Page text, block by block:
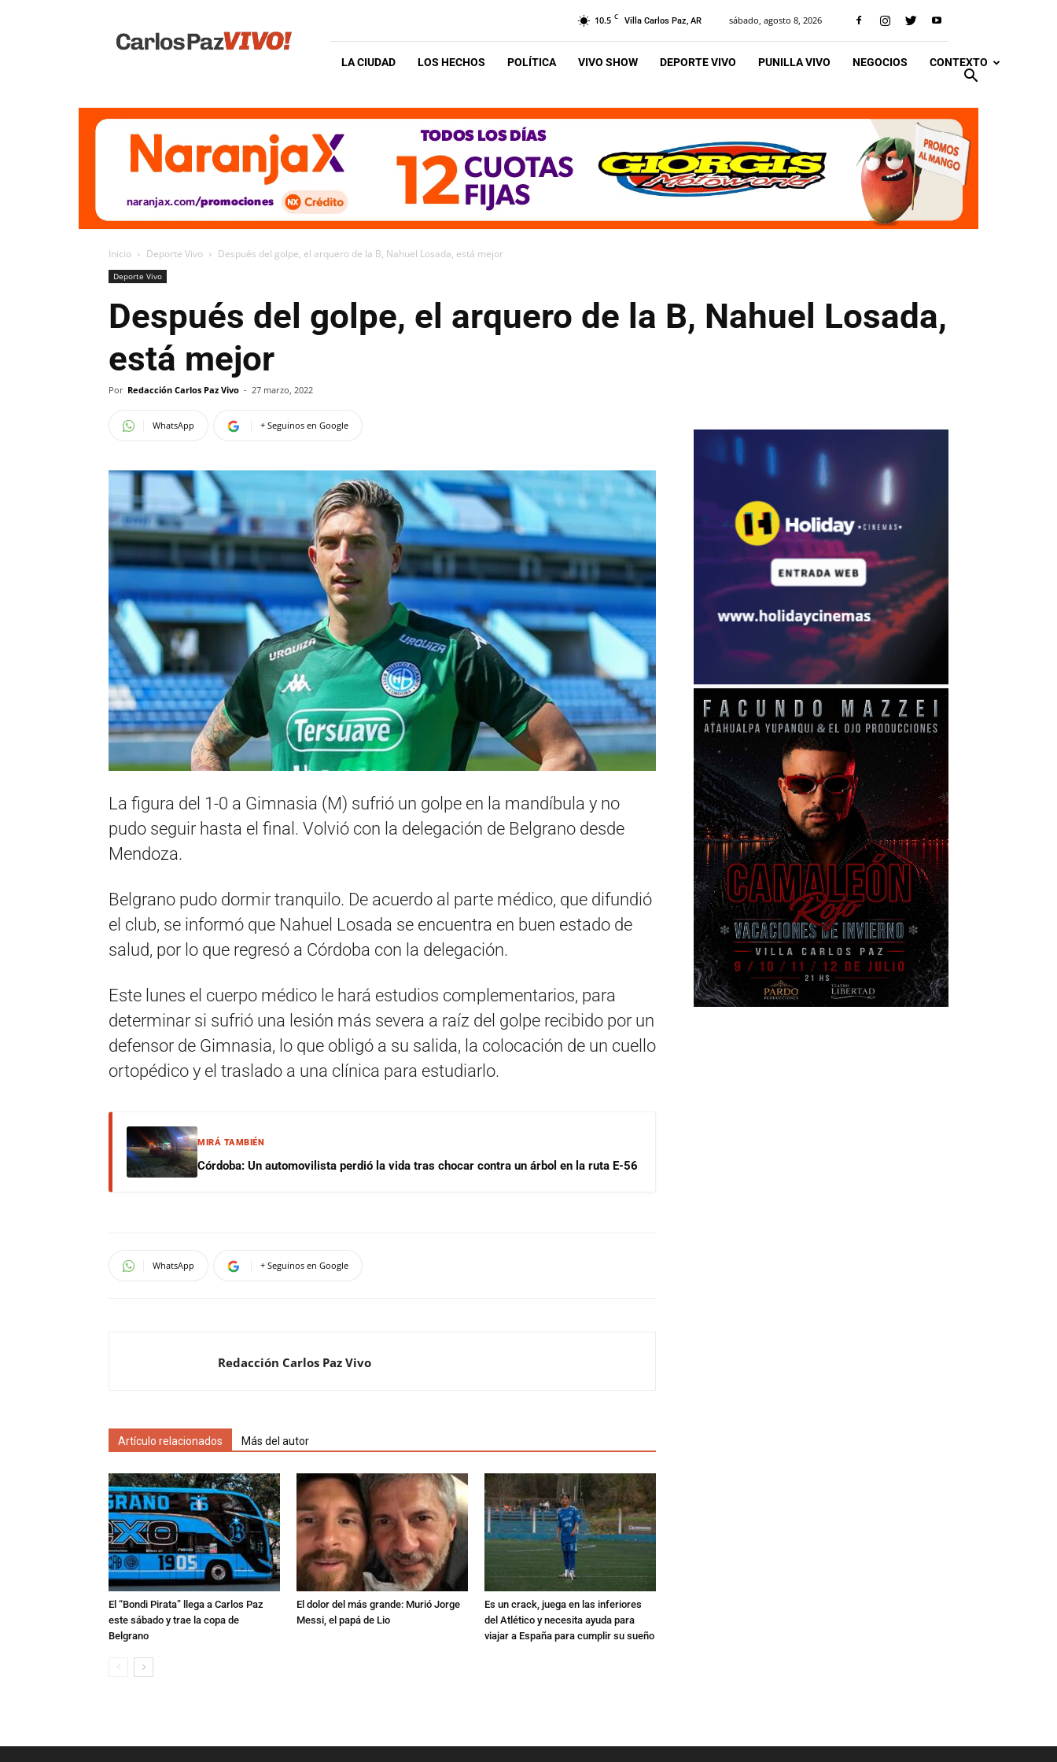
Vivo
10.5 C Villa Carlos Paz, AR sábado, agosto 8, 2026
LA CIUDAD LOS HECHOS POLÍTICA VIVO SHOW DEPORTE VIVO PUNILLA VIVO NEGOCIOS CONTEXTO
Inicio Deporte Vivo Después del golpe, el arquero de la B, Nahuel Losada, está mejor
Deporte Vivo
Después del golpe, el arquero de la B, Nahuel Losada,
está mejor
Por Redacción Carlos Paz Vivo - 27 marzo, 2022
WhatsApp + Seguinos en Google
La figura del 1-0 a Gimnasia (M) sufrió un golpe en la mandíbula y no
pudo seguir hasta el final. Volvió con la delegación de Belgrano desde
Mendoza.
Belgrano pudo dormir tranquilo. De acuerdo al parte médico, que difundió
el club, se informó que Nahuel Losada se encuentra en buen estado de
salud, por lo que regresó a Córdoba con la delegación.
Este lunes el cuerpo médico le hará estudios complementarios, para
determinar si sufrió una lesión más severa a raíz del golpe recibido por un
defensor de Gimnasia, lo que obligó a su salida, la colocación de un cuello
ortopédico y el traslado a una clínica para estudiarlo.
MIRÁ TAMBIÉN
Córdoba: Un automovilista perdió la vida tras chocar contra un árbol en la ruta E-56
WhatsApp + Seguinos en Google
Redacción Carlos Paz Vivo
Artículo relacionados Más del autor
El “Bondi Pirata” llega a Carlos Paz
este sábado y trae la copa de
Belgrano
El dolor del más grande: Murió Jorge
Messi, el papá de Lio
Es un crack, juega en las inferiores
del Atlético y necesita ayuda para
viajar a España para cumplir su sueño